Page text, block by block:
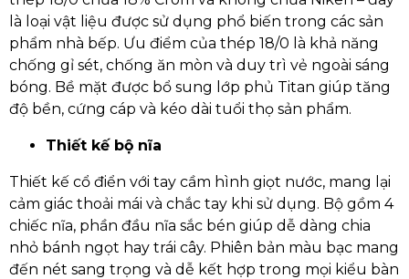
là loại vật liệu được sử dụng phổ biến trong các sản
phẩm nhà bếp. Ưu điểm của thép 18/0 là khả năng
chống gỉ sét, chống ăn mòn và duy trì vẻ ngoài sáng
bóng. Bề mặt được bổ sung lớp phủ Titan giúp tăng
độ bền, cứng cáp và kéo dài tuổi thọ sản phẩm.
Thiết kế bộ nĩa
Thiết kế cổ điển với tay cầm hình giọt nước, mang lại
cảm giác thoải mái và chắc tay khi sử dụng. Bộ gồm 4
chiếc nĩa, phần đầu nĩa sắc bén giúp dễ dàng chia
nhỏ bánh ngọt hay trái cây. Phiên bản màu bạc mang
đến nét sang trọng và dễ kết hợp trong mọi kiểu bàn